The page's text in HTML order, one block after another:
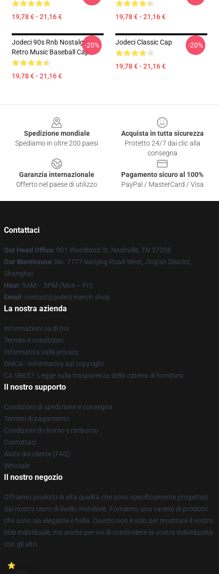
19,78 € - 21,16 € 19,78 € - 21,16 €
Jodeci 90s Rnb Nostalgia
Retro Music Baseball Cap
19,78 € - 21,16 €
-20% Jodeci Classic Cap
19,78 € - 21,16 €
-20%
Spedizione mondiale
Spediamo in oltre 200 paesi
Acquista in tutta sicurezza
Protetto 24/7 dai clic alla
consegna
Garanzia internazionale
Offerto nel paese di utilizzo
Pagamento sicuro al 100%
PayPal / MasterCard / Visa
Contattaci
Our Head Office: 901 Woodland St, Nashville, TN 37206
Our Warehouse: No. 7777 Nanjing Road West, Jing'an District,
Shanghai
Hour: 9AM – 5PM (Mon – Fri)
Email : contact@jodeci-merch.shop
La nostra azienda
Informazioni su di noi
Termini e condizioni
Informativa sulla privacy
DMCA - Informativa sul copyright
CA SB657: Legge sulla trasparenza della catena di fornitura
Il nostro supporto
Condizioni di spedizione e consegna
Termini di pagamento
Condizioni di ritorno e rimborso
Contattaci
Aiuto del cliente (FAQ)
Whosale
Il nostro negozio
Offriamo prodotti di alta qualità che sono specificamente progettati
dal nostro team di livello mondiale. Forniamo una varietà di prodotti
che sono sia elegante e bella. Questo non è solo per mostrare il vostro
stile individuale, ma anche per voi di condividere la vostra individualità
con gli altri.